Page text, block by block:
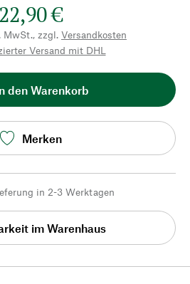
22,90 €
MwSt., zzgl. Versandkosten
Versand mit DHL
den Warenkorb
Merken
in 2-3 Werktagen
im Warenhaus